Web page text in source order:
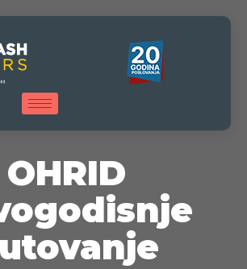
OHRID